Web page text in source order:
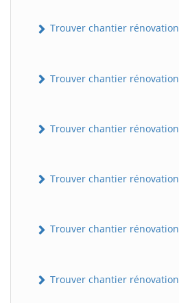
Trouver chantier
Trouver chantier
Trouver chantier
Trouver chantier
Trouver chantier
Trouver chantier